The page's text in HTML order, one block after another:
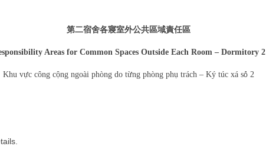
第二宿舍各寢室外公共區域責任區
Areas for Common Spaces Outside Each Room – Dormitory 2
Khu vực công cộng ngoài phòng do từng phòng phụ trách – Ký túc xá số 2